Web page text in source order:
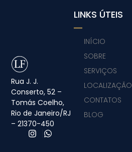
Rua J. J.
Conserto, 52 –
Tomás Coelho,
Rio de Janeiro/RJ
– 21370-450
LINKS ÚTEIS
INÍCIO
SOBRE
SERVIÇOS
LOCALIZAÇÃO
CONTATOS
BLOG